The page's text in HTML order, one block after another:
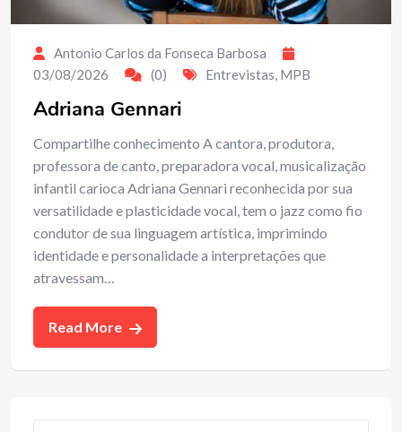
Antonio Carlos da Fonseca Barbosa
03/08/2026
(0) Entrevistas, MPB
Adriana Gennari
Compartilhe conhecimento A cantora, produtora,
professora de canto, preparadora vocal, musicalização
infantil carioca Adriana Gennari reconhecida por sua
versatilidade e plasticidade vocal, tem o jazz como fio
condutor de sua linguagem artística, imprimindo
identidade e personalidade a interpretações que
atravessam…
Read More